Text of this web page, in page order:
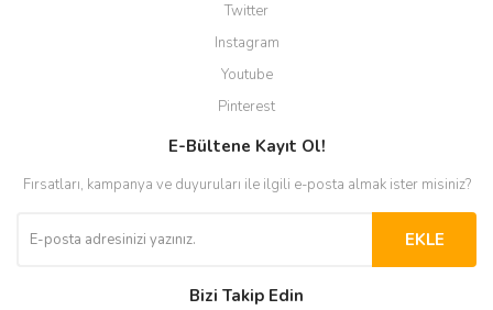
Twitter
Instagram
Youtube
Pinterest
E-Bültene Kayıt Ol!
Fırsatları, kampanya ve duyuruları ile ilgili e-posta almak ister misiniz?
EKLE
Bizi Takip Edin